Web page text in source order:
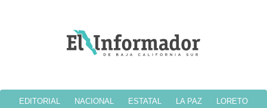
EDITORIAL NACIONAL ESTATAL LA PAZ LORETO